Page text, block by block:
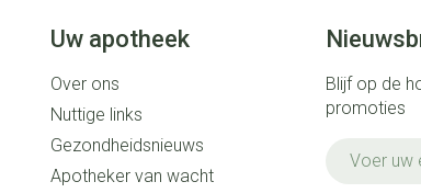
Uw apotheek
Over ons
Nuttige links
Gezondheidsnieuws
Apotheker van wacht
Blijf op de
promoties